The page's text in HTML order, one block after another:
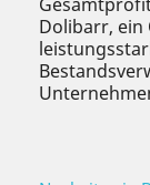
Dolibarr, ein